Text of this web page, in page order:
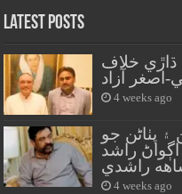
Latest Posts
خلاف
اصغر آزاد
4 weeks ago
پٺاڻن جو
راشد
راشدي
4 weeks ago